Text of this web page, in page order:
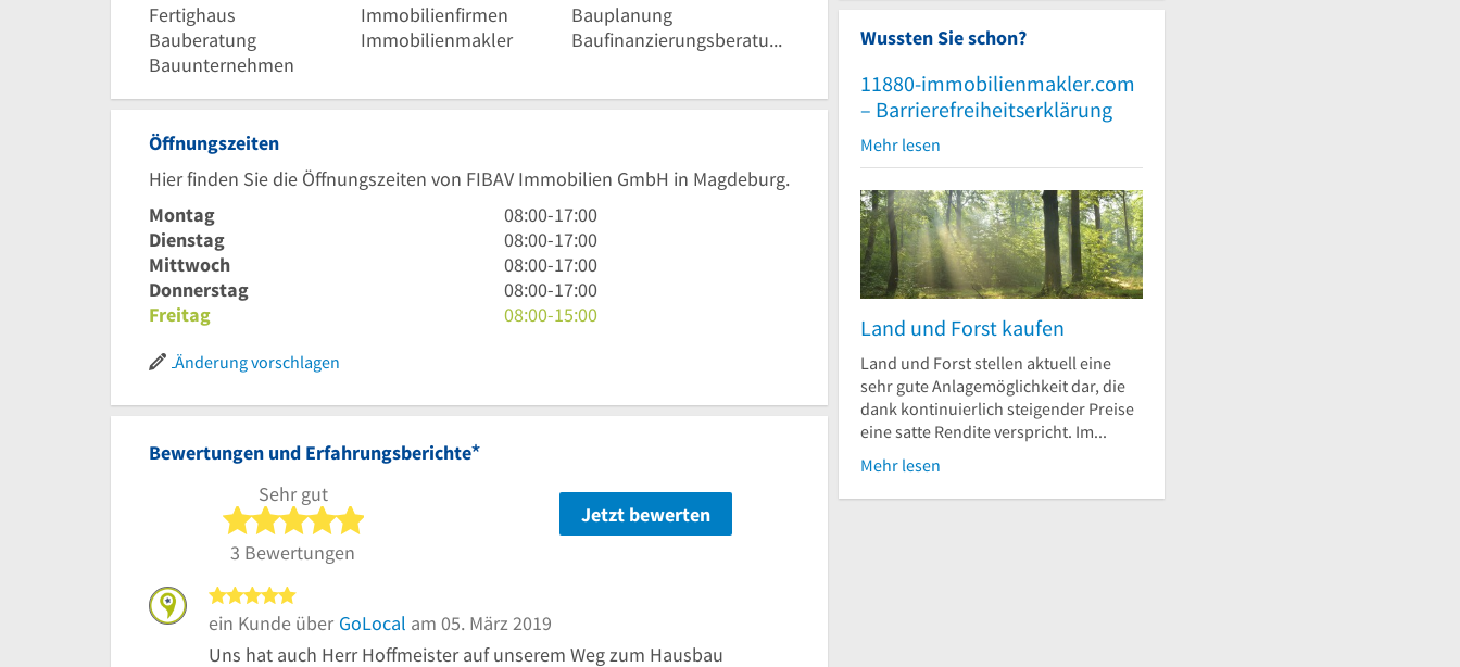
Fertighaus
Immobilienfirmen
Bauplanung
Bauberatung
Immobilienmakler
Baufinanzierungsberatung
Bauunternehmen
Öffnungszeiten
Hier finden Sie die Öffnungszeiten von FIBAV Immobilien GmbH in Magdeburg.
Montag
8
Uhr
bis
17
Uhr
08:00-17:00
Dienstag
8
Uhr
bis
17
08:00-17:00
Mittwoch
8
Uhr
bis
08:00-17:00
Donnerstag
8
Uhr
08:00-17:00
Freitag
8
Uhr
08:00-15:00
Änderung vorschlagen
Bewertungen und Erfahrungsberichte*
Sehr gut
5 von 5 Sternen
3 Bewertungen
Jetzt bewerten
ein Kunde über GoLocal am 05. März 2019
Uns hat auch Herr Hoffmeister auf unserem Weg zum Hausbau
Wussten Sie schon?
11880-immobilienmakler.com
– Barrierefreiheitserklärung
Mehr lesen
Land und Forst kaufen
Land und Forst stellen aktuell eine
sehr gute Anlagemöglichkeit dar, die
dank kontinuierlich steigender Preise
eine satte Rendite verspricht. Im...
Mehr lesen